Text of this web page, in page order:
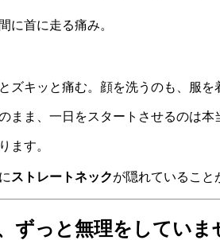
に首に走る痛み。
ズキッと痛む。顔を洗うのも、服を
まま、一日をスタートさせるのは本
ます。
ストレートネックが隠れていること
ずっと無理をしていま